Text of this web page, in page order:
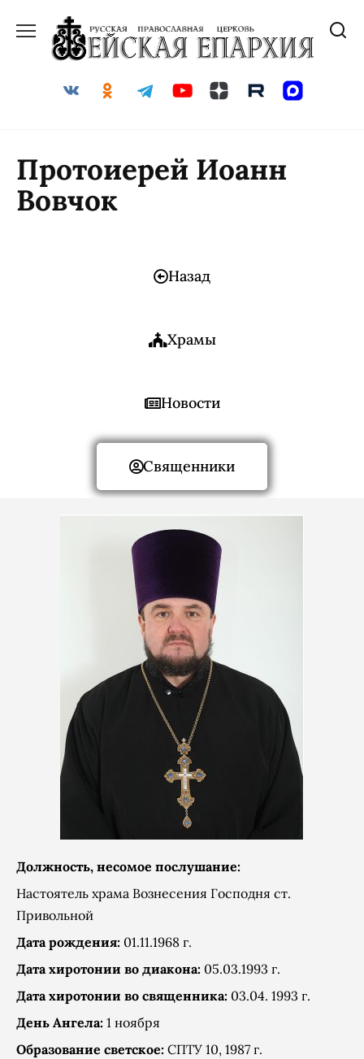
Протоиерей Иоанн
Вовчок
Назад
Храмы
Новости
Священники
Должность, несомое послушание:
Настоятель храма Вознесения Господня ст.
Привольной
Дата рождения: 01.11.1968 г.
Дата хиротонии во диакона: 05.03.1993 г.
Дата хиротонии во священника: 03.04. 1993 г.
День Ангела: 1 ноября
Образование светское: СПТУ 10, 1987 г.